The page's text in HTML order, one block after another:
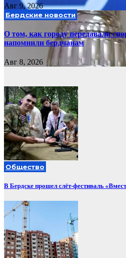
Авг 9, 2026
Бердские новости
О том, как городу передавали
напомнили бердчанам
Авг 8, 2026
Общество
В Бердске прошел слёт-фестиваль